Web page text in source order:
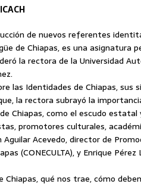
de nuevos referentes
de Chiapas, es una asignatura
la rectora de la Universidad
las Identidades de Chiapas, sus
la rectora subrayó la
Chiapas, como el escudo
promotores culturales,
Acevedo, director de
(CONECULTA), y Enrique
Chiapas, qué nos trae, cómo